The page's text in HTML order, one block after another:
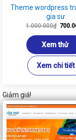
Theme wordpress
gia sư
1.000.000₫ Giá
là:
Xem thử
Xem chi tiết
Giảm giá!